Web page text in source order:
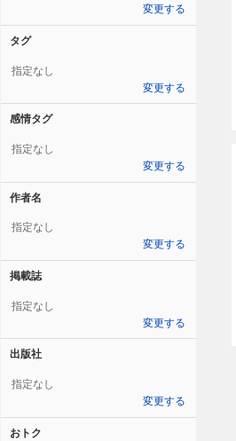
変更する
タグ
指定なし
変更する
感情タグ
指定なし
変更する
作者名
指定なし
変更する
掲載誌
指定なし
変更する
出版社
指定なし
変更する
おトク